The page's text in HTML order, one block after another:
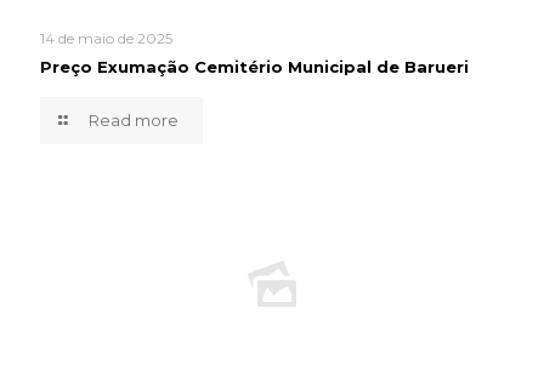
14 de maio de 2025
Preço Exumação Cemitério Municipal de Barueri
Read more